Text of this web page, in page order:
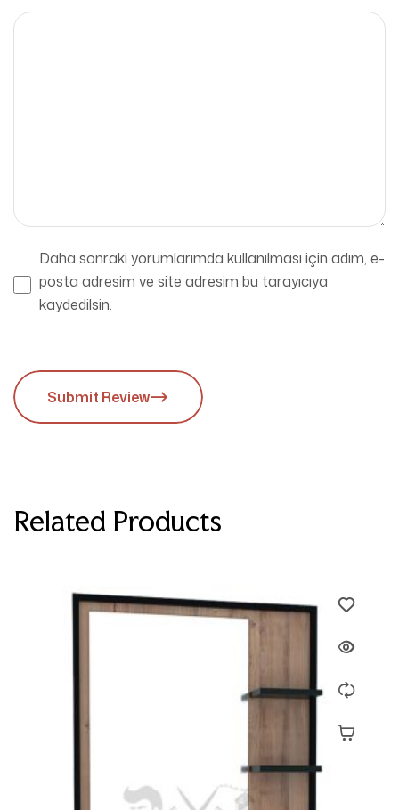
Daha sonraki yorumlarımda kullanılması için adım, e-
posta adresim ve site adresim bu tarayıcıya
kaydedilsin.
Submit Review
Related Products